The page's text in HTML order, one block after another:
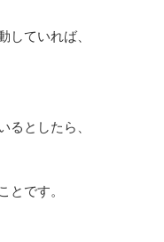
していれば、
るとしたら、
とです。